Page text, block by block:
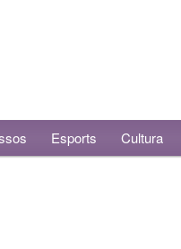
Esports Cultura